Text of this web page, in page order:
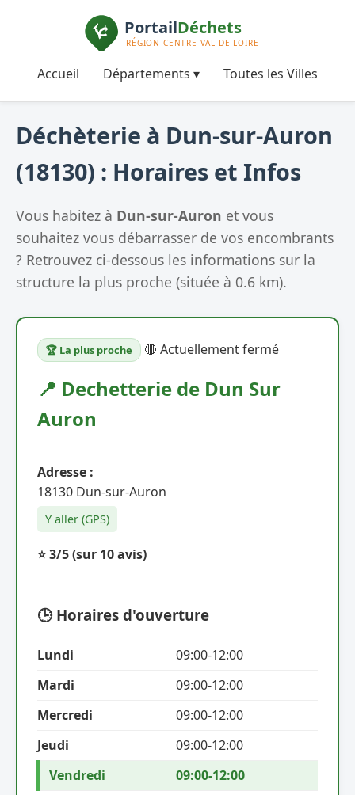
Accueil Départements ▾ Toutes les Villes
Déchèterie à Dun-sur-Auron
(18130) : Horaires et Infos
Vous habitez à Dun-sur-Auron et vous
souhaitez vous débarrasser de vos encombrants
? Retrouvez ci-dessous les informations sur la
structure la plus proche (située à 0.6 km).
🏆 La plus proche 🔴 Actuellement fermé
📍 Dechetterie de Dun Sur
Auron
Adresse :
18130 Dun-sur-Auron
Y aller (GPS)
⭐ 3/5(sur 10 avis)
🕒 Horaires d'ouverture
Lundi
09:00-12:00
Mardi
09:00-12:00
Mercredi
09:00-12:00
Jeudi
09:00-12:00
Vendredi
09:00-12:00